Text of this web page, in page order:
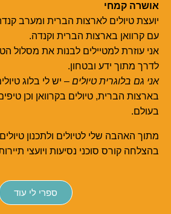
אושרה קמחי
יועצת טיולים לארצות הברית ומערב
עם קרוואן בארצות הברית וקנדה.
אני עוזרת למטיילים לבנות את מסלול
לדרך מתוך ידע ובטחון.
אני גם בלוגרית טיולים – יש לי בלוג
בארצות הברית, טיולים בקרוואן וכן
בעולם.
מתוך האהבה שלי לטיולים ולתכנון
בהצלחה קורס סוכני נסיעות ויועצי
ספרי לי עוד